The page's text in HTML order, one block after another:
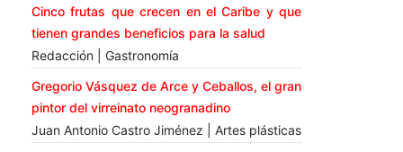
Cinco frutas que crecen en el Caribe y que
tienen grandes beneficios para la salud
Redacción | Gastronomía
Gregorio Vásquez de Arce y Ceballos, el gran
pintor del virreinato neogranadino
Juan Antonio Castro Jiménez | Artes plásticas